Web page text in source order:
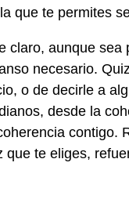
que te permites
claro, aunque sea
necesario.
o de decirle a
desde la
contigo.
que te eliges,